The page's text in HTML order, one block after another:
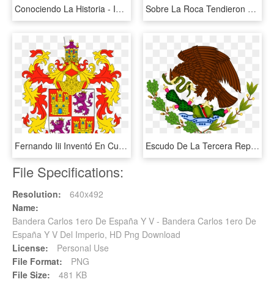
Conociendo La Historia - Imagenes Del Escudo De La Policia Nacional Del Peru, HD Png Download Sobre La Roca Tendieron La Cruz Para Desclavarlo - 11 Estacion Del Via Crucis, HD Png Download
Fernando Iii Inventó En Cuartelado A Principios Del - Escudo De Castilla Y Leon, HD Png Download Escudo De La Tercera República Federal De Los Estados - Escudo De La Bandera De 1934, HD Png Download
File Specifications:
Resolution:
640x492
Name:
Bandera Carlos 1ero De España Y V - Bandera Carlos 1ero De
España Y V Del Imperio, HD Png Download
License:
Personal Use
File Format:
PNG
File Size:
481 KB